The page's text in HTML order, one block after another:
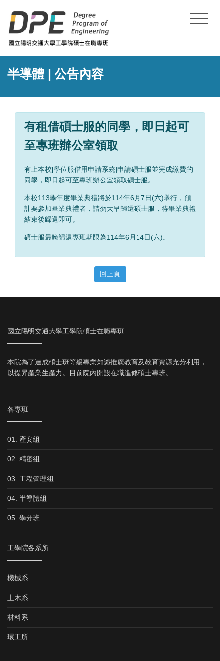
半導體 | 公告內容
有租借碩士服的同學，即日起可
至專班辦公室領取
有上本校[學位服借用申請系統]申請碩士服並完成繳費的
同學，即日起可至專班辦公室領取碩士服。
本校113學年度畢業典禮將於114年6月7日(六)舉行，預
計要參加畢業典禮者，請勿太早歸還碩士服，待畢業典禮
結束後歸還即可。
碩士服最晚歸還專班期限為114年6月14日(六)。
回上頁
國立陽明交通大學工學院碩士在職專班
本院為了達成碩士班等級專業知識推廣教育及教育資源充分利用，
以提昇產業生產力。目前院內開設在職進修碩士專班。
各專班
01. 產安組
02. 精密組
03. 工程管理組
04. 半導體組
05. 學分班
工學院各系所
機械系
土木系
材料系
環工所